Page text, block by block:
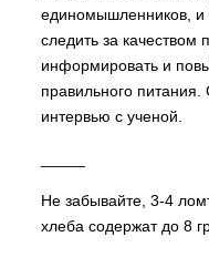
единомышленников, и
следить за качеством
информировать и
правильного
интервью с ученой.
Не забывайте, 3-4
хлеба содержат до 8